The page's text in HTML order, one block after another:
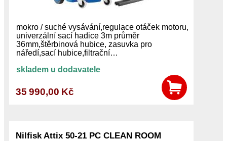
mokro / suché vysávání,regulace otáček motoru,
univerzální sací hadice 3m průměr
36mm,štěrbinová hubice, zasuvka pro
náředí,sací hubice,filtrační…
skladem u dodavatele
35 990,00 Kč
Nilfisk Attix 50-21 PC CLEAN ROOM